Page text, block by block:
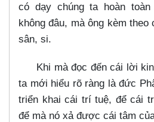
có dạy chúng ta hoàn
không đâu, mà ông kèm theo
sân, si.
Khi mà đọc đến cái lời
ta mới hiểu rõ ràng là đức
triển khai cái trí tuệ, để cái
để mà nó xả được cái tâm